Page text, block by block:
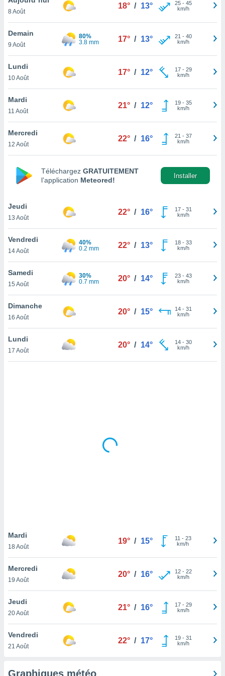
et
»,
au
vous
qu'ils
ou
le
ainsi
un
la
du
votre
à
en
le
notre
que
et que
8 Août
18° / 13° 25- 45
km/h
Demain
9 Août
80%
3.8 mm
17° / 13° 21 - 40
km/h
Lundi
10 Août
17° / 12° 17- 29
km/h
Mardi
11 Août
21° / 12° 19- 35
km/h
Mercredi
12 Août
22° / 16° 21 - 37
km/h
Téléchargez GRATUITEMENT
l’application Meteored!
Installer
Jeudi
13 Août
22° / 16° 17- 31
km/h
Vendredi
14 Août
40%
0.2 mm
22° / 13° 18- 33
km/h
Samedi
15 Août
30%
0.7 mm
20° / 14° 23- 43
km/h
Dimanche
16 Août
20° / 15° 14- 31
km/h
Lundi
17 Août
20° / 14° 14- 30
km/h
Mardi
18 Août
19° / 15° 11 - 23
km/h
Mercredi
19 Août
20° / 16° 12- 22
km/h
Jeudi
20 Août
21° / 16° 17- 29
km/h
Vendredi
21 Août
22° / 17° 19- 31
km/h
Graphiques météo